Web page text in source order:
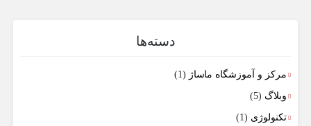
دسته‌ها
مرکز و آموزشگاه ماساژ (1)
وبلاگ (5)
تکنولوژی (1)